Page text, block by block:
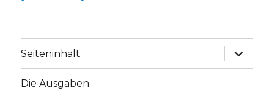
Seiteninhalt
Die Ausgaben